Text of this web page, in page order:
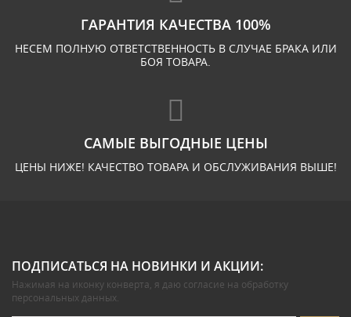
ГАРАНТИЯ КАЧЕСТВА 100%
НЕСЕМ ПОЛНУЮ ОТВЕТСТВЕННОСТЬ В СЛУЧАЕ БРАКА ИЛИ
БОЯ ТОВАРА.
САМЫЕ ВЫГОДНЫЕ ЦЕНЫ
ЦЕНЫ НИЖЕ! КАЧЕСТВО ТОВАРА И ОБСЛУЖИВАНИЯ ВЫШЕ!
ПОДПИСАТЬСЯ НА НОВИНКИ И АКЦИИ:
Нажимая на иконку конверта, я даю согласие на обработку
персональных данных.